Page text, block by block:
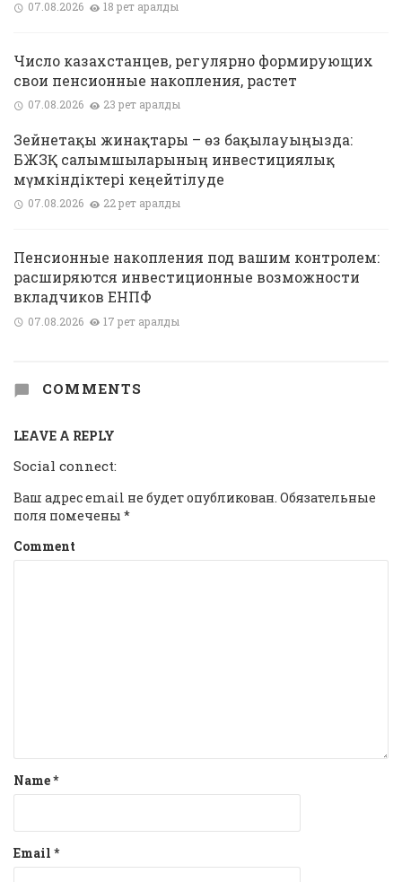
07.08.2026 18 рет қаралды
Число казахстанцев, регулярно формирующих
свои пенсионные накопления, растет
07.08.2026 23 рет қаралды
Зейнетақы жинақтары – өз бақылауыңызда:
БЖЗҚ салымшыларының инвестициялық
мүмкіндіктері кеңейтілуде
07.08.2026 22 рет қаралды
Пенсионные накопления под вашим контролем:
расширяются инвестиционные возможности
вкладчиков ЕНПФ
07.08.2026 17 рет қаралды
COMMENTS
LEAVE A REPLY
Social connect:
Ваш адрес email не будет опубликован. Обязательные
поля помечены *
Comment
Name*
Email *